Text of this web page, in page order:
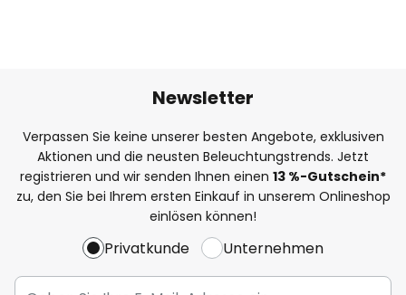
Newsletter
Verpassen Sie keine unserer besten Angebote, exklusiven
Aktionen und die neusten Beleuchtungstrends. Jetzt
registrieren und wir senden Ihnen einen 13 %-Gutschein*
zu, den Sie bei Ihrem ersten Einkauf in unserem Onlineshop
einlösen können!
Privatkunde Unternehmen